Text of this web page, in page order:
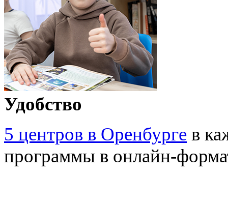
Удобство
5 центров в Оренбурге в
программы в онлайн-